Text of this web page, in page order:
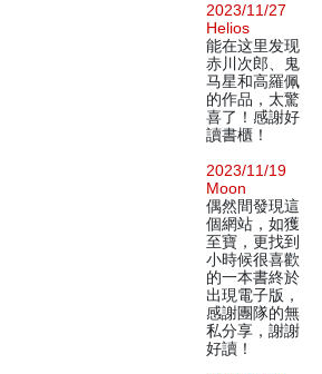
2023/11/27
Helios
能在这里发现
赤川次郎、鬼
马星和高羅佩
的作品，太驚
喜了！感謝好
讀書櫃！
2023/11/19
Moon
偶然間發現這
個網站，如獲
至寶，更找到
小時候很喜歡
的一本書終於
出現電子版，
感謝團隊的無
私分享，謝謝
好讀！